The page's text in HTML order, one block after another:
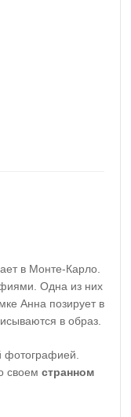
в Монте-Карло.
Одна из них
Анна позирует в
в образ.
фотографией.
своем странном